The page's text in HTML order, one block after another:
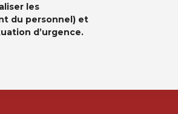
les
du personnel) et
d’urgence.